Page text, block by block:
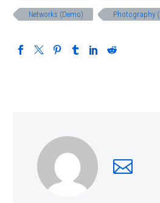
Networks (Demo) Photography